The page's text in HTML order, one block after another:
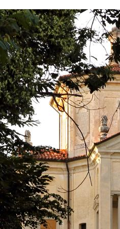
Ne pensez pas que ce soit
Santa Maria del Monte il y
méritent indubitablement
Baroffiose trouve à côté
et abrite des sculptures
et tableaux donnés au
Giuseppe Baroffio.
Il a été rouvert en 2001 et
d’œuvres d’art sacré
s’impose également au
l’intérieur de la maison où
milanais élut domicile. Vue
ressemble à une maison
vingtième siècle, peut-être
n’est cependant rien en